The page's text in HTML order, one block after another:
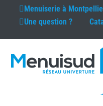
Menuiserie à
Une question ?